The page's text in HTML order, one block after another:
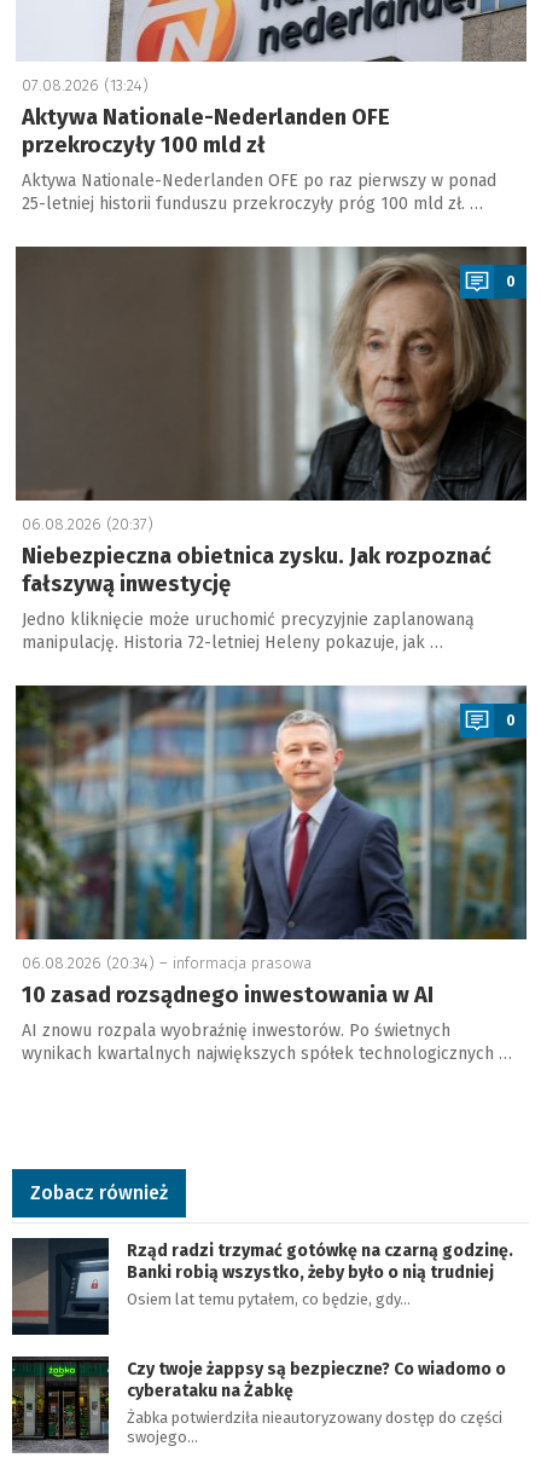
07.08.2026 (13:24)
Aktywa Nationale-Nederlanden OFE
przekroczyły 100 mld zł
Aktywa Nationale-Nederlanden OFE po raz pierwszy w ponad
25-letniej historii funduszu przekroczyły próg 100 mld zł. …
a
0
06.08.2026 (20:37)
Niebezpieczna obietnica zysku. Jak rozpoznać
fałszywą inwestycję
Jedno kliknięcie może uruchomić precyzyjnie zaplanowaną
manipulację. Historia 72-letniej Heleny pokazuje, jak …
a
0
06.08.2026 (20:34) – informacja prasowa
10 zasad rozsądnego inwestowania w AI
AI znowu rozpala wyobraźnię inwestorów. Po świetnych
wynikach kwartalnych największych spółek technologicznych …
Zobacz również
Rząd radzi trzymać gotówkę na czarną godzinę.
Banki robią wszystko, żeby było o nią trudniej
Osiem lat temu pytałem, co będzie, gdy…
Czy twoje żappsy są bezpieczne? Co wiadomo o
cyberataku na Żabkę
Żabka potwierdziła nieautoryzowany dostęp do części
swojego…